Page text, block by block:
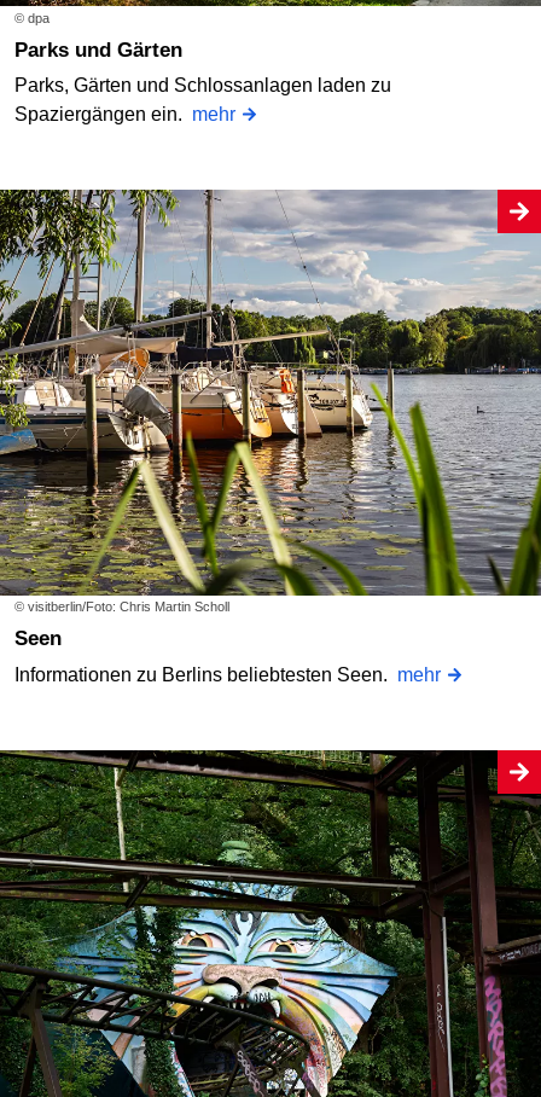
© dpa
Parks und Gärten
Parks, Gärten und Schlossanlagen laden zu
Spaziergängen ein. mehr
© visitberlin/Foto: Chris Martin Scholl
Seen
Informationen zu Berlins beliebtesten Seen. mehr